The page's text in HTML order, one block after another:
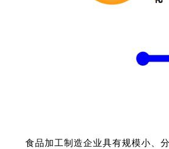
食品加工制造企业具有规模小、